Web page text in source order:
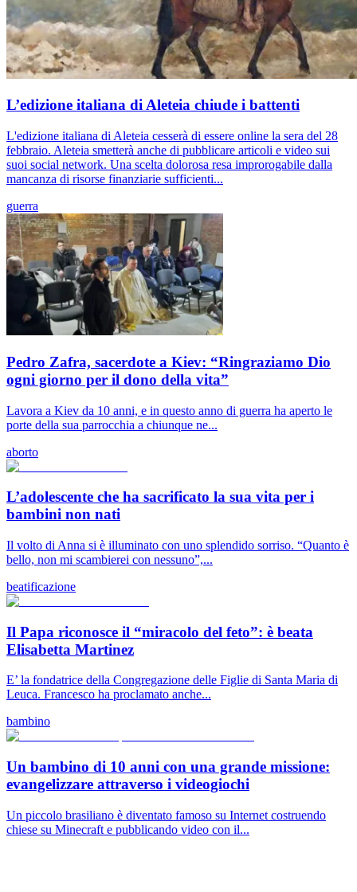
L’edizione italiana di Aleteia chiude i battenti
L'edizione italiana di Aleteia cesserà di essere online la sera del 28
febbraio. Aleteia smetterà anche di pubblicare articoli e video sui
suoi social network. Una scelta dolorosa resa improrogabile dalla
mancanza di risorse finanziarie sufficienti...
guerra
Pedro Zafra, sacerdote a Kiev: “Ringraziamo Dio
ogni giorno per il dono della vita”
Lavora a Kiev da 10 anni, e in questo anno di guerra ha aperto le
porte della sua parrocchia a chiunque ne...
aborto
L’adolescente che ha sacrificato la sua vita per i
bambini non nati
Il volto di Anna si è illuminato con uno splendido sorriso. “Quanto è
bello, non mi scambierei con nessuno”,...
beatificazione
Il Papa riconosce il “miracolo del feto”: è beata
Elisabetta Martinez
E’ la fondatrice della Congregazione delle Figlie di Santa Maria di
Leuca. Francesco ha proclamato anche...
bambino
Un bambino di 10 anni con una grande missione:
evangelizzare attraverso i videogiochi
Un piccolo brasiliano è diventato famoso su Internet costruendo
chiese su Minecraft e pubblicando video con il...